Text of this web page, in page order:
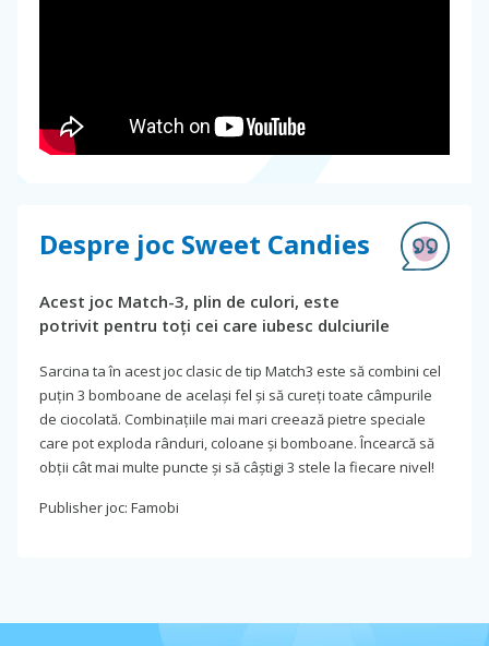
Despre joc Sweet Candies
Acest joc Match-3, plin de culori, este
potrivit pentru toți cei care iubesc dulciurile
Sarcina ta în acest joc clasic de tip Match3 este să combini cel
puțin 3 bomboane de același fel și să cureți toate câmpurile
de ciocolată. Combinațiile mai mari creează pietre speciale
care pot exploda rânduri, coloane și bomboane. Încearcă să
obții cât mai multe puncte și să câștigi 3 stele la fiecare nivel!
Publisher joc: Famobi